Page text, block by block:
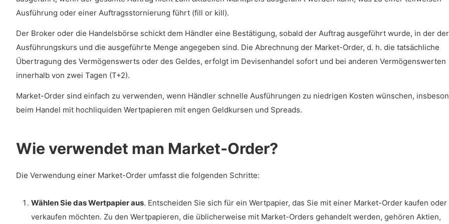
Ausführung oder einer Auftragsstornierung führt (fill or kill).
Der Broker oder die Handelsbörse schickt dem Händler eine Bestätigung, sobald der Auftrag ausgeführt wurde, in der der
Ausführungskurs und die ausgeführte Menge angegeben sind. Die Abrechnung der Market-Order, d. h. die tatsächliche
Übertragung des Vermögenswerts oder des Geldes, erfolgt im Devisenhandel sofort und bei anderen Vermögenswerten
innerhalb von zwei Tagen (T+2).
Market-Order sind einfach zu verwenden, wenn Händler schnelle Ausführungen zu niedrigen Kosten wünschen,
beim Handel mit hochliquiden Wertpapieren mit engen Geldkursen und Spreads.
Wie verwendet man Market-Order?
Die Verwendung einer Market-Order umfasst die folgenden Schritte:
Wählen Sie das Wertpapier aus. Entscheiden Sie sich für ein Wertpapier, das Sie mit einer Market-Order kaufen oder
verkaufen möchten. Zu den Wertpapieren, die üblicherweise mit Market-Orders gehandelt werden, gehören Aktien,